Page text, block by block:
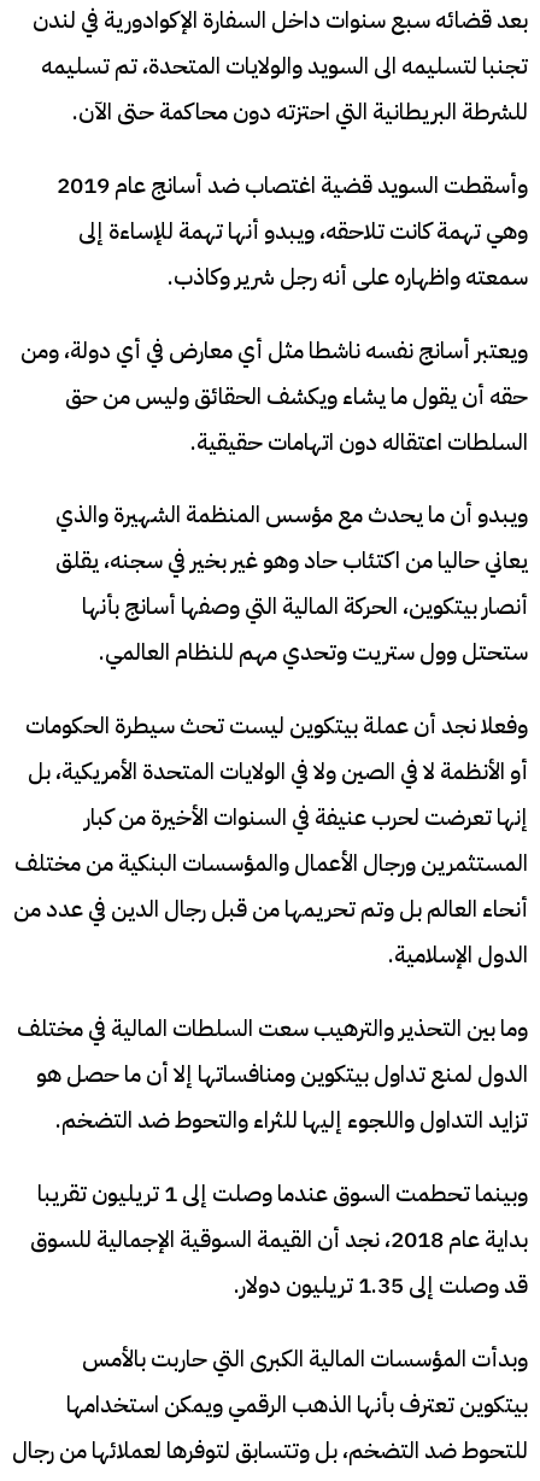
بعد قضائه سبع سنوات داخل السفارة الإكوادورية في لندن
تجنبا لتسليمه الى السويد والولايات المتحدة، تم تسليمه
للشرطة البريطانية التي احتزته دون محاكمة حتى الآن.
وأسقطت السويد قضية اغتصاب ضد أسانج عام 2019
وهي تهمة كانت تلاحقه، ويبدو أنها تهمة للإساءة إلى
سمعته واظهاره على أنه رجل شرير وكاذب.
ويعتبر أسانج نفسه ناشطا مثل أي معارض في أي دولة، ومن
حقه أن يقول ما يشاء ويكشف الحقائق وليس من حق
السلطات اعتقاله دون اتهامات حقيقية.
ويبدو أن ما يحدث مع مؤسس المنظمة الشهيرة والذي
يعاني حاليا من اكتئاب حاد وهو غير بخير في سجنه، يقلق
أنصار بيتكوين، الحركة المالية التي وصفها أسانج بأنها
ستحتل وول ستريت وتحدي مهم للنظام العالمي.
وفعلا نجد أن عملة بيتكوين ليست تحث سيطرة الحكومات
أو الأنظمة لا في الصين ولا في الولايات المتحدة الأمريكية، بل
إنها تعرضت لحرب عنيفة في السنوات الأخيرة من كبار
المستثمرين ورجال الأعمال والمؤسسات البنكية من مختلف
أنحاء العالم بل وتم تحريمها من قبل رجال الدين في عدد من
الدول الإسلامية.
وما بين التحذير والترهيب سعت السلطات المالية في مختلف
الدول لمنع تداول بيتكوين ومنافساتها إلا أن ما حصل هو
تزايد التداول واللجوء إليها للثراء والتحوط ضد التضخم.
وبينما تحطمت السوق عندما وصلت إلى 1 تريليون تقريبا
بداية عام 2018، نجد أن القيمة السوقية الإجمالية للسوق
قد وصلت إلى 1.35 تريليون دولار.
وبدأت المؤسسات المالية الكبرى التي حاربت بالأمس
بيتكوين تعترف بأنها الذهب الرقمي ويمكن استخدامها
للتحوط ضد التضخم، بل وتتسابق لتوفرها لعملائها من رجال